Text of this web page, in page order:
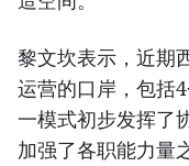
黎文坎表示，近期
运营的口岸，包括
一模式初步发挥了
加强了各职能力量